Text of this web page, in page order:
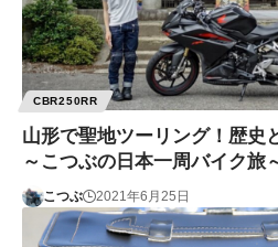
CBR250RR
山形で聖地ツーリング！歴史
～こつぶの日本一周バイク旅
こつぶ 2021年6月25日